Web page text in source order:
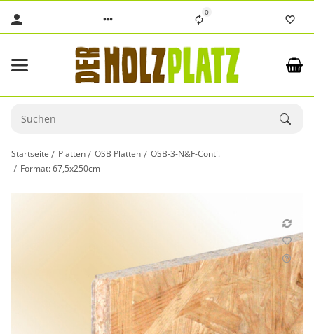
0
Startseite Platten OSB Platten
OSB-3-N&F-Conti.
Format: 67,5x250cm